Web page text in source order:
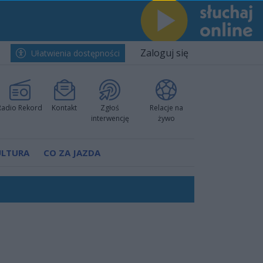
Ułatwienia dostępności Zaloguj się
Rekord Kontakt
Zgłoś
interwencję
Relacje na
żywo
CO ZA JAZDA